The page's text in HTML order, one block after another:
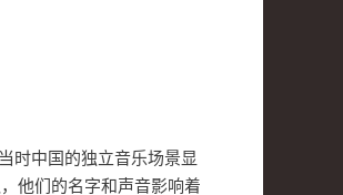
时中国的独立音乐场景显
他们的名字和声音影响着